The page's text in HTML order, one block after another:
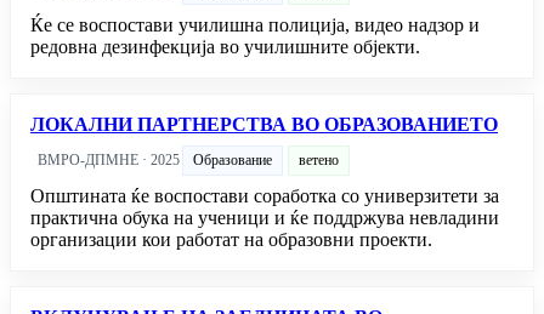
Ќе се воспостави училишна полиција, видео надзор и
редовна дезинфекција во училишните објекти.
ЛОКАЛНИ ПАРТНЕРСТВА ВО ОБРАЗОВАНИЕТО
ВМРО-ДПМНЕ · 2025 Образование ветено
Општината ќе воспостави соработка со универзитети за
практична обука на ученици и ќе поддржува невладини
организации кои работат на образовни проекти.